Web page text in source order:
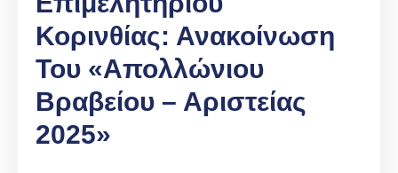
Κορινθίας: Ανακοίνωση
Του «Απολλώνιου
Βραβείου – Αριστείας
2025»